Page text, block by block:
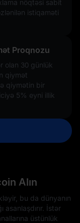
nöqtəsi sabit
istiqaməti
Proqnozu
olan 30 günlük
qiymət
qiymətin bir
5% eyni illik
Alın
bu da dünyanın
asanlaşdırır. İstər
üstünlük